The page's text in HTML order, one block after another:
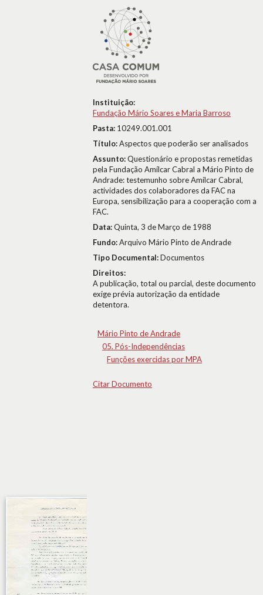
Instituição:
Fundação Mário Soares e Maria Barroso
Pasta: 10249.001.001
Título:Aspectos que poderão ser analisados
Assunto:Questionário e propostas remetidas
pela Fundação Amílcar Cabral a Mário Pinto de
Andrade: testemunho sobre Amílcar Cabral,
actividades dos colaboradores da FAC na
Europa, sensibilização para a cooperação com a
FAC.
Data:Quinta, 3 de Março de 1988
Fundo:Arquivo Mário Pinto de Andrade
Tipo Documental:Documentos
Direitos:
A publicação, total ou parcial, deste documento
exige prévia autorização da entidade
detentora.
Mário Pinto de Andrade
05. Pós-Independências
Funções exercidas por MPA
Citar Documento